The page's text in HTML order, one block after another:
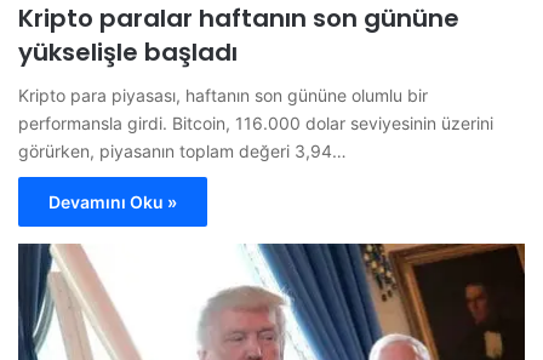
Kripto paralar haftanın son gününe
yükselişle başladı
Kripto para piyasası, haftanın son gününe olumlu bir
performansla girdi. Bitcoin, 116.000 dolar seviyesinin üzerini
görürken, piyasanın toplam değeri 3,94…
Devamını Oku »